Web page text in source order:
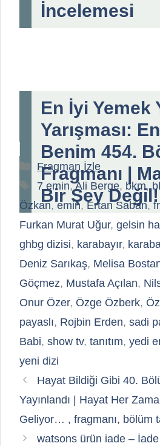
İncelemesi
En İyi Yemek
Yarışması:
Benim 454.
Fragmanı |
Bir Şey
Kategoriler
Fragman İzle
Etiketler
7 emin,Ali Berge, bkm,
Özkan,emin,Ertan Saban,
Furkan Murat Uğur, gelsin
ghbg dizisi, karabayır,
Deniz Sarıkaş, Melisa
Göçmez, Mustafa Açılan,
Onur Özer, Özge Özberk,
payaslı, Rojbin Erden, sadi
Babi, show tv, tanıtım, yedi
yeni dizi
Hayat Bildiği Gibi 40.
Yayınlandı | Hayat Her
Geliyor… , fragmanı, bölüm
watsons ürün iade –